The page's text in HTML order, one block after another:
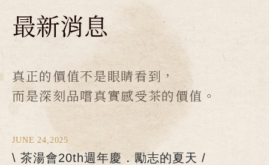
最新消息
真正的價值不是眼睛看到，
而是深刻品嚐真實感受茶的價值。
JUNE 24,2025
\ 茶湯會20th週年慶．勵志的夏天 /